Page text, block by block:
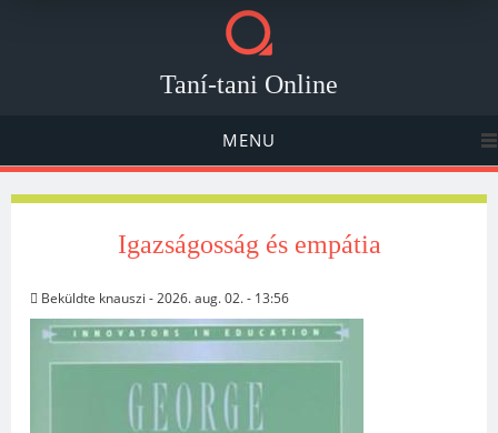
Taní-tani Online
MENU
Igazságosság és empátia
Beküldte knauszi - 2026. aug. 02. - 13:56